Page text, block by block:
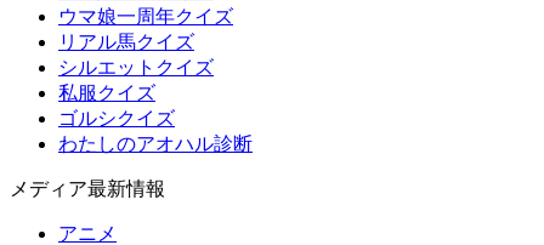
ウマ娘一周年クイズ
リアル馬クイズ
シルエットクイズ
私服クイズ
ゴルシクイズ
わたしのアオハル診断
メディア最新情報
アニメ